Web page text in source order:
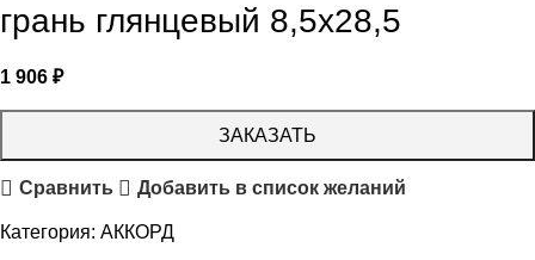
грань глянцевый 8,5х28,5
1 906 ₽
ЗАКАЗАТЬ
Сравнить Добавить в список желаний
Категория: АККОРД